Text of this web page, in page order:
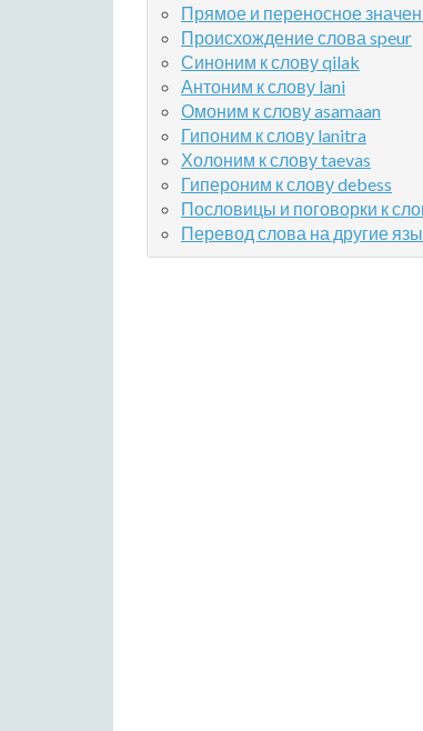
Прямое и переносное
Происхождение слова speur
Синоним к слову qilak
Антоним к слову lani
Омоним к слову asamaan
Гипоним к слову lanitra
Холоним к слову taevas
Гипероним к слову debess
Пословицы и поговорки к
Перевод слова на другие